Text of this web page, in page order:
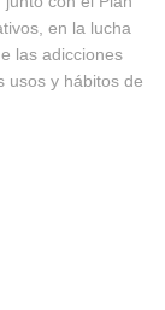
en la lucha
las adicciones
usos y hábitos de